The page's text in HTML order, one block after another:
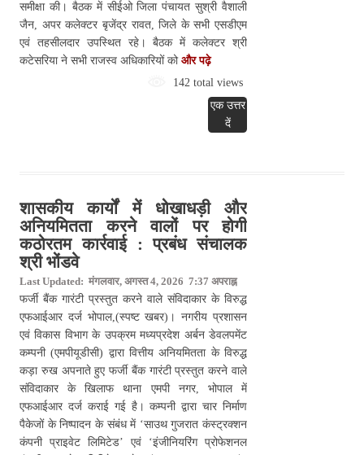
समीक्षा की। बैठक में सीईओ जिला पंचायत सुश्री वैशाली
जैन, अपर कलेक्टर बृजेंद्र रावत, जिले के सभी एसडीएम
एवं तहसीलदार उपस्थित रहे। बैठक में कलेक्टर श्री
कटेसरिया ने सभी राजस्व अधिकारियों को और पढ़े
142 total views
एक उत्तर
दें
शासकीय कार्यों में धोखाधड़ी और
अनियमितता करने वालों पर होगी
कठोरतम कार्रवाई : प्रबंध संचालक
श्री भोंडवे
Last Updated: मंगलवार, अगस्त 4, 2026 7:37 अपराह्न
फर्जी बैंक गारंटी प्रस्तुत करने वाले संविदाकार के विरुद्ध
एफआईआर दर्ज भोपाल,(स्पष्ट खबर)। नगरीय प्रशासन
एवं विकास विभाग के उपक्रम मध्यप्रदेश अर्बन डेवलपमेंट
कम्पनी (एमपीयूडीसी) द्वारा वित्तीय अनियमितता के विरुद्ध
कड़ा रुख अपनाते हुए फर्जी बैंक गारंटी प्रस्तुत करने वाले
संविदाकार के खिलाफ थाना एमपी नगर, भोपाल में
एफआईआर दर्ज कराई गई है। कम्पनी द्वारा चार निर्माण
पैकेजों के निष्पादन के संबंध में ‘साउथ गुजरात कंस्ट्रक्शन
कंपनी प्राइवेट लिमिटेड’ एवं ‘इंजीनियरिंग प्रोफेशनल